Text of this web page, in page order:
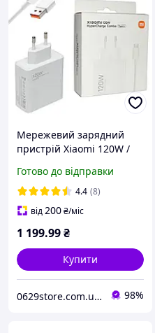
Мережевий зарядний
пристрій Xiaomi 120W /
Mi Turbo Charge та QC4.0
+ кабель Type-C White
Готово до відправки
4.4 (8)
від200₴/міс
1 199.99₴
Купити
0629store.com.ua - Інтернет магазин чохлів та захисних стекол для смартфонів. 98%